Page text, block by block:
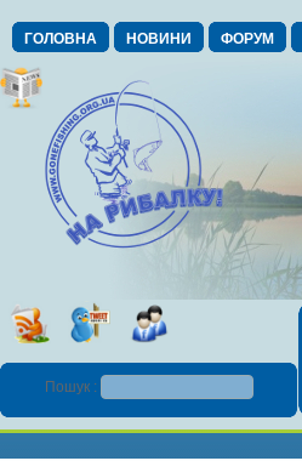
ГОЛОВНА НОВИНИ ФОРУМ
Пошук :